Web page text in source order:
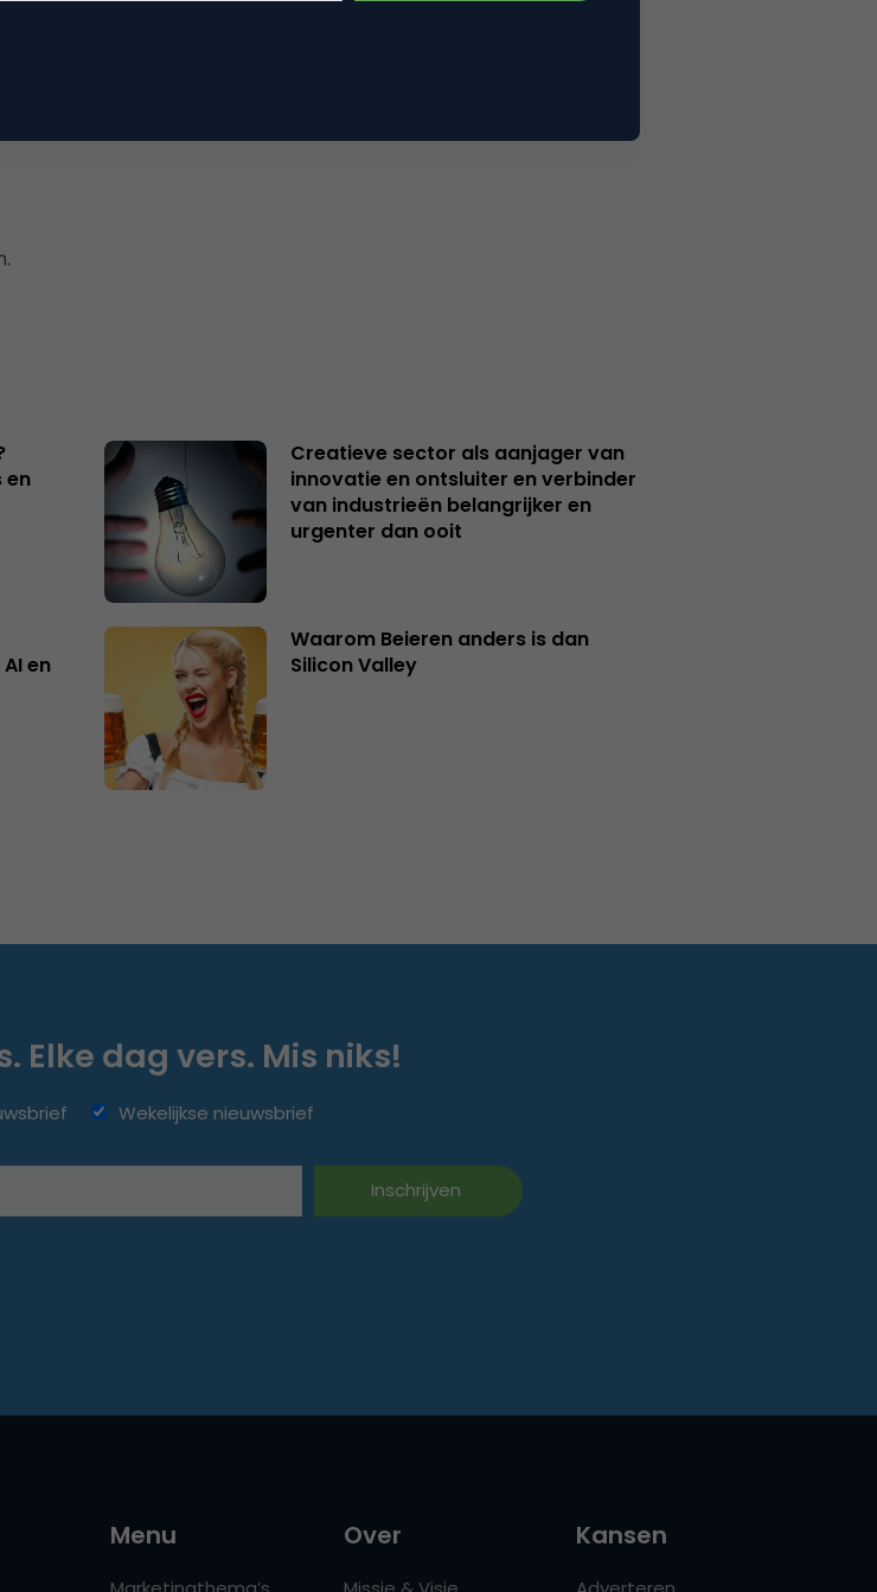
en
Creatieve sector als aanjager van
innovatie en ontsluiter en verbinder
van industrieën belangrijker en
urgenter dan ooit
en
Waarom Beieren anders is dan
Silicon Valley
Elke dag vers. Mis niks!
Wekelijkse nieuwsbrief
Menu Over Kansen